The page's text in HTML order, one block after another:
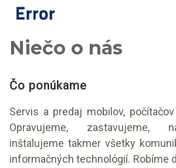
Niečo o nás
Čo ponúkame
Servis a predaj mobilov,
Opravujeme, zastavujeme,
inštalujeme takmer všetky
informačných technológií. Robíme